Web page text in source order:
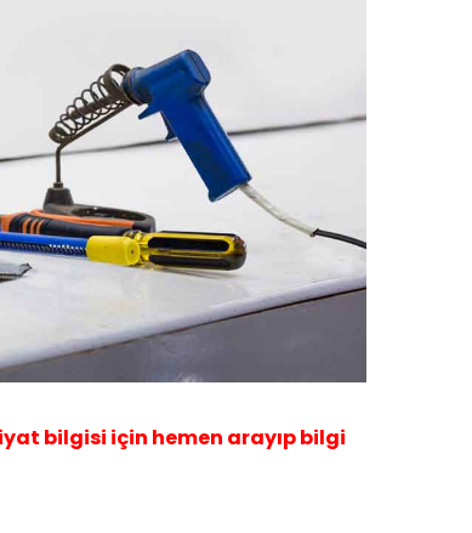
bilgisi için hemen arayıp bilgi